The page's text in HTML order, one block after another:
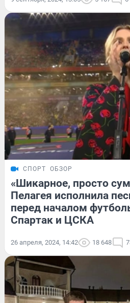
СПОРТ ОБЗОР
«Шикарное, просто
Пелагея исполнила
перед началом
Спартак и ЦСКА
26 апреля, 2024, 14:42 18 648